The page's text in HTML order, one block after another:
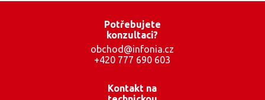
Potřebujete
konzultaci?
obchod@infonia.cz
+420 777 690 603
Kontakt na